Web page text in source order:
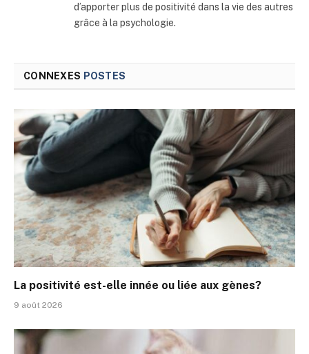
d’apporter plus de positivité dans la vie des autres
grâce à la psychologie.
CONNEXES POSTES
La positivité est-elle innée ou liée aux gènes?
9 août 2026